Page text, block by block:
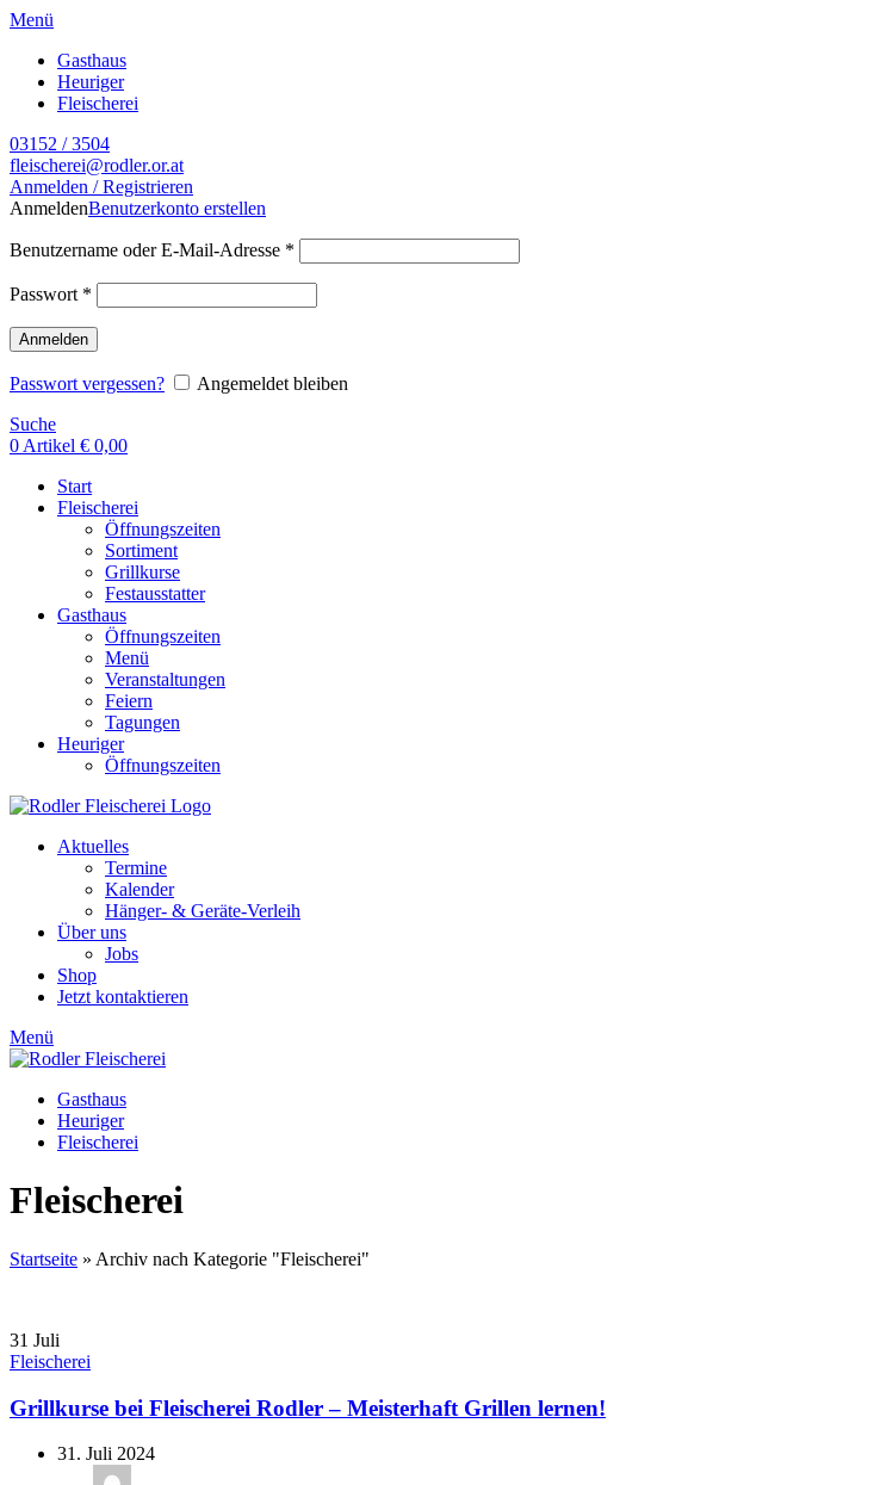
Menü
Gasthaus
Heuriger
Fleischerei
03152 / 3504
fleischerei@rodler.or.at
Anmelden / Registrieren
AnmeldenBenutzerkonto erstellen
Benutzername oder E-Mail-Adresse *
Passwort *
Anmelden
Passwort vergessen?
Angemeldet bleiben
Suche
0 Artikel € 0,00
Start
Fleischerei
Öffnungszeiten
Sortiment
Grillkurse
Festausstatter
Gasthaus
Öffnungszeiten
Menü
Veranstaltungen
Feiern
Tagungen
Heuriger
Öffnungszeiten
Aktuelles
Termine
Kalender
Hänger- & Geräte-Verleih
Über uns
Jobs
Shop
Jetzt kontaktieren
Menü
Gasthaus
Heuriger
Fleischerei
Fleischerei
Startseite » Archiv nach Kategorie "Fleischerei"
31 Juli
Fleischerei
Grillkurse bei Fleischerei Rodler – Meisterhaft Grillen lernen!
31. Juli 2024